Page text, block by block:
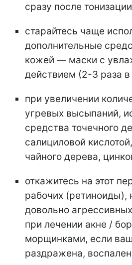
сразу после тонизации
старайтесь чаще
дополнительные
кожей — маски с
действием (2-3 раза
при увеличении
угревых высыпаний,
средства точечного
салициловой
чайного дерева,
откажитесь на этот
рабочих (ретиноиды),
довольно
при лечении акне /
морщинками, если
раздражена,